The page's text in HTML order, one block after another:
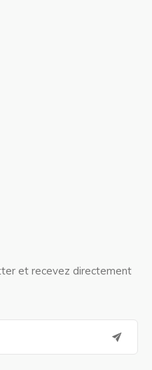
et recevez directement